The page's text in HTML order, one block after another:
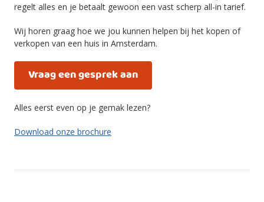
regelt alles en je betaalt gewoon een vast scherp all-in tarief.
Wij horen graag hoe we jou kunnen helpen bij het kopen of
verkopen van een huis in Amsterdam.
Vraag een gesprek aan
Alles eerst even op je gemak lezen?
Download onze brochure